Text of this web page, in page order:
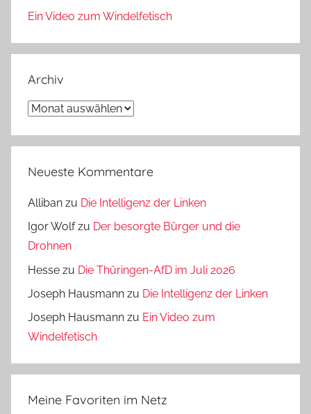
Ein Video zum Windelfetisch
Archiv
Archiv
Neueste Kommentare
Alliban zu Die Intelligenz der Linken
Igor Wolfzu Der besorgte Bürger und die
Drohnen
Hesse zu Die Thüringen-AfD im Juli 2026
Joseph Hausmann zu Die Intelligenz der Linken
Joseph Hausmann zu Ein Video zum
Windelfetisch
Meine Favoriten im Netz